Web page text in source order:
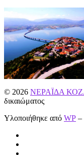
© 2026 ΝΕΡΑΪΔΑ
δικαιώματος
Υλοποιήθηκε από WP –